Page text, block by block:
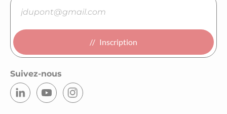
Inscription
Suivez-nous